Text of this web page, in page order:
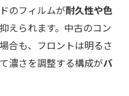
のフィルムが耐久性や色
えられます。中古のコン
合も、フロントは明るさ
濃さを調整する構成がバ